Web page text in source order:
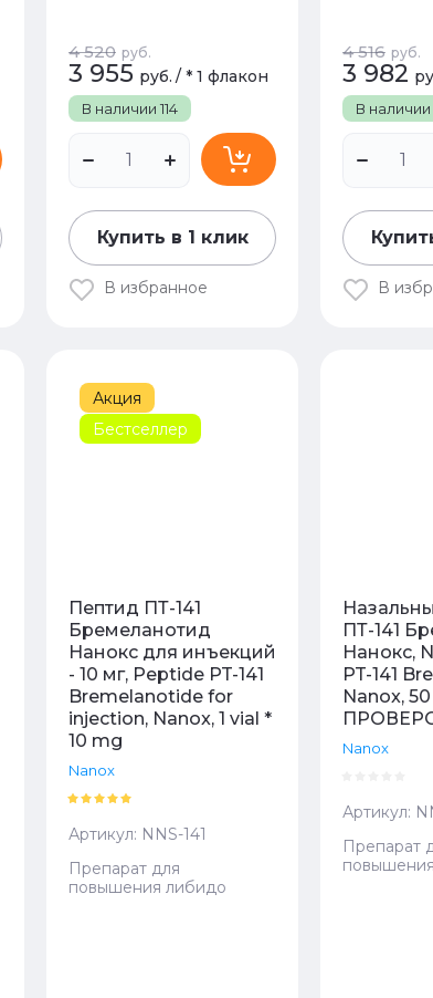
В наличии 114
4 520 руб.
3 955 руб. / * 1 флакон
Купить в 1 клик
В избранное
В наличии
4 516 руб.
3 982
В
Акция
Бестселлер
Пептид ПТ-141
Бремеланотид
Нанокс для инъекций
- 10 мг, Peptide PT-141
Bremelanotide for
injection, Nanox, 1 vial *
10 mg
Nanox
Артикул: NNS-141
Препарат для
повышения либидо
ПТ-141
Нанокс,
PT-141
Nanox,
Nanox
Артикул:
Препарат